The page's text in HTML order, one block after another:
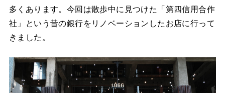
多くあります。今回は散歩中に見つけた「第四信用合作
社」という昔の銀行をリノベーションしたお店に行って
きました。